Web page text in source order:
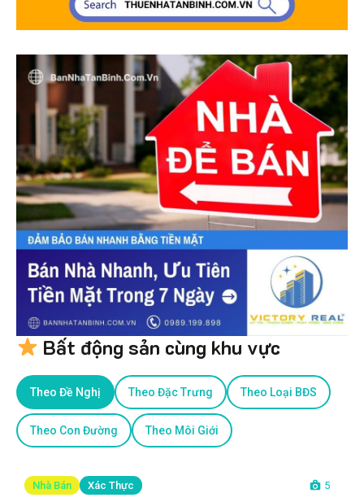
Bất động sản cùng khu vực
Theo Đề Nghị Theo Đặc Trưng Theo Loại BĐS
Theo Con Đường Theo Môi Giới
Nhà Bán Xác Thực 5